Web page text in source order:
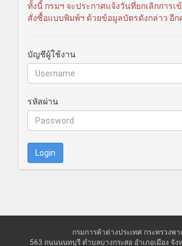
ทั้งนี้ กรมฯ จะประกาศแจ้งวันที่ยกเลิกการเ
สั่งซื้อแบบพิมพ์ฯ ด้วยข้อมูลบัตรดังกล่าว อีก
บัญชีผู้ใช้งาน
รหัสผ่าน
Login
กรมการค้าต่างประเทศ กระทรวงพ
563 ถนนนนทบุรี ตำบลบางกระสอ อำเภอเมือง จั